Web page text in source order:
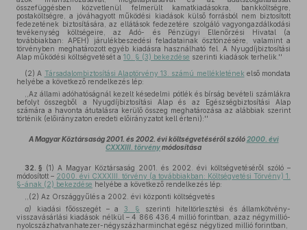
összefüggésben közvetlenül felmerült kamatkiadásokra, bankköltségre,
postaköltségre, a jóváhagyott működési kiadások külső forrásból nem biztosított
fedezetének biztosítására, az ellátások fedezetére szolgáló vagyongazdálkodási
tevékenység költségeire, az Adó- és Pénzügyi Ellenőrzési Hivatal (a
továbbiakban: APEH) járulékbeszedési feladatainak ösztönzésére, valamint a
törvényben meghatározott egyéb kiadásra használható fel. A Nyugdíjbiztosítási
Alap működési költségvetését a 10. § (3) bekezdése szerinti kiadások terhelik.''
(2) A Társadalombiztosítási Alaptörvény 13. számú mellékletének első mondata
helyébe a következő rendelkezés lép:
,,Az állami adóhatóságnál kezelt késedelmi pótlék és bírság bevételi számlákra
befolyt összegből a Nyugdíjbiztosítási Alap és az Egészségbiztosítási Alap
számára a havonta átutalásra kerülő összeg meghatározása az alábbiak szerint
történik (előirányzaton eredeti előirányzatot kell érteni):''
A Magyar Köztársaság 2001. és 2002. évi költségvetéséről szóló2000. évi
CXXXIII. törvénymódosítása
32. § (1) A Magyar Köztársaság 2001. és 2002. évi költségvetéséről szóló –
módosított – 2000. évi CXXXIII. törvény (a továbbiakban: Költségvetési Törvény) 1.
§-ának (2) bekezdése helyébe a következő rendelkezés lép:
,,(2) Az Országgyűlés a 2002. évi központi költségvetés
a) kiadási főösszegét – a 3. § szerinti hiteltörlesztési és államkötvény-
visszavásárlási kiadások nélkül – 4 866 436,4 millió forintban, azaz négymillió-
nyolcszázhatvanhatezer-négyszázharminchat egész négytized millió forintban,